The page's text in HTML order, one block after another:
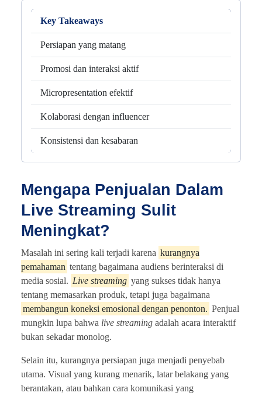
Key Takeaways
Persiapan yang matang
Promosi dan interaksi aktif
Micropresentation efektif
Kolaborasi dengan influencer
Konsistensi dan kesabaran
Mengapa Penjualan Dalam
Live Streaming Sulit
Meningkat?
Masalah ini sering kali terjadi karena kurangnya
pemahaman tentang bagaimana audiens berinteraksi di
media sosial. Live streaming yang sukses tidak hanya
tentang memasarkan produk, tetapi juga bagaimana
membangun koneksi emosional dengan penonton. Penjual
mungkin lupa bahwa live streaming adalah acara interaktif
bukan sekadar monolog.
Selain itu, kurangnya persiapan juga menjadi penyebab
utama. Visual yang kurang menarik, latar belakang yang
berantakan, atau bahkan cara komunikasi yang